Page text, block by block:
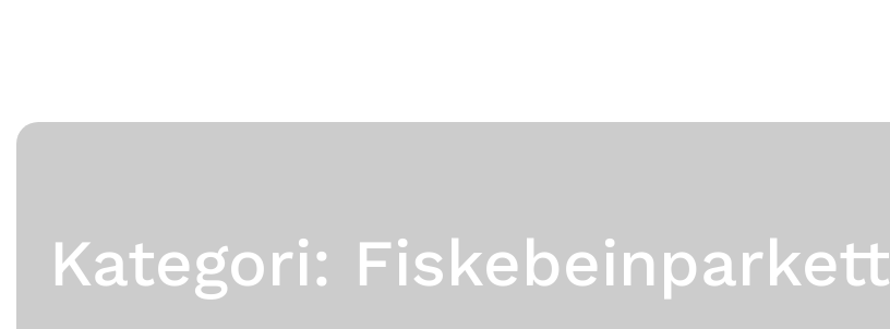
Kategori: Fiskebeinparkett